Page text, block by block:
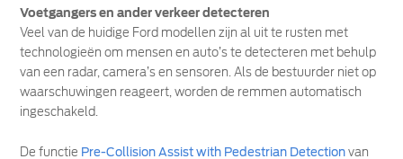
Voetgangers en ander verkeer detecteren
Veel van de huidige Ford modellen zijn al uit te rusten met
technologieën om mensen en auto’s te detecteren met behulp
van een radar, camera’s en sensoren. Als de bestuurder niet op
waarschuwingen reageert, worden de remmen automatisch
ingeschakeld.
De functie Pre-Collision Assist with Pedestrian Detection van